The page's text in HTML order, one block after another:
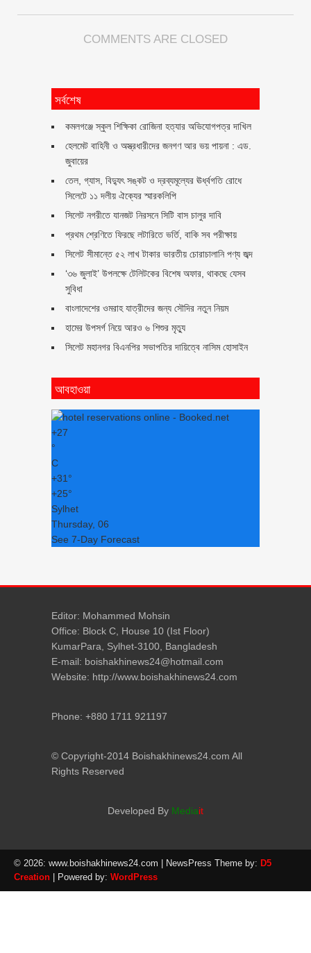
COMMENTS ARE CLOSED
সর্বশেষ
কমলগঞ্জে স্কুল শিক্ষিকা রোজিনা হত্যার অভিযোগপত্র দাখিল
হেলমেট বাহিনী ও অস্ত্রধারীদের জনগণ আর ভয় পায়না : এড.
জুবায়ের
তেল, গ্যাস, বিদ্যুৎ সঙ্কট ও দ্রব্যমূল্যের ঊর্ধ্বগতি রোধে
সিলেটে ১১ দলীয় ঐক্যের স্মারকলিপি
সিলেট নগরীতে যানজট নিরসনে সিটি বাস চালুর দাবি
প্রথম শ্রেণিতে ফিরছে লটারিতে ভর্তি, বাকি সব পরীক্ষায়
সিলেট সীমান্তে ৫২ লাখ টাকার ভারতীয় চোরাচালানি পণ্য জব্দ
‘৩৬ জুলাই’ উপলক্ষে টেলিটকের বিশেষ অফার, থাকছে যেসব
সুবিধা
বাংলাদেশের ওমরাহ যাত্রীদের জন্য সৌদির নতুন নিয়ম
হামের উপসর্গ নিয়ে আরও ৬ শিশুর মৃত্যু
সিলেট মহানগর বিএনপির সভাপতির দায়িত্বে নাসিম হোসাইন
আবহাওয়া
+27
°
C
+31°
+25°
Sylhet
Thursday, 06
See 7-Day Forecast
Editor: Mohammed Mohsin
Office: Block C, House 10 (Ist Floor)
KumarPara, Sylhet-3100, Bangladesh
E-mail: boishakhinews24@hotmail.com
Website: http://www.boishakhinews24.com
Phone: +880 1711 921197
© Copyright-2014 Boishakhinews24.com All
Rights Reserved
Developed By Mediait
© 2026: www.boishakhinews24.com | NewsPress Theme by: D5
Creation | Powered by: WordPress